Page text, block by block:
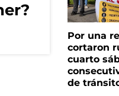
Por una
cortaron
cuarto
de